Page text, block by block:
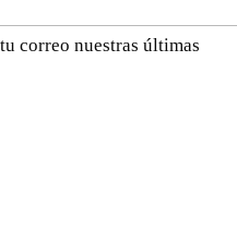
correo nuestras últimas